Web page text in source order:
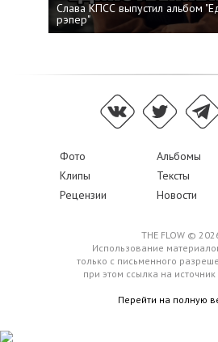
Слава КПСС выпустил альбом
рэпер"
Фото Альбомы
Клипы
Тексты
Рецензии
Новости
THE FLOW ©
Использование
только с письменного
при этом ссылка на
Перейти на полную